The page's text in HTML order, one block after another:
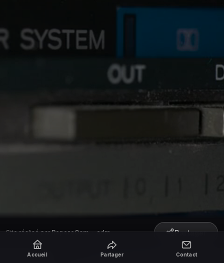
Accueil Partager Contact
Site réalisé parRepereCom·adm Partager